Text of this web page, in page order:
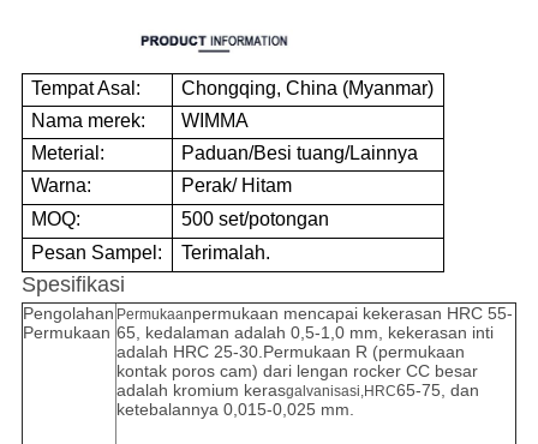
Tempat Asal:
Chongqing, China (Myanmar)
Nama merek:
WIMMA
Meterial:
Paduan/Besi tuang/Lainnya
Warna:
Perak/ Hitam
MOQ:
500 set/potongan
Pesan Sampel:
Terimalah.
Spesifikasi
Pengolahan
Permukaan
Permukaanpermukaan mencapai kekerasan HRC 55-
65, kedalaman adalah 0,5-1,0 mm, kekerasan inti
adalah HRC 25-30.Permukaan R (permukaan
kontak poros cam) dari lengan rocker CC besar
adalah kromium kerasgalvanisasi,HRC65-75, dan
ketebalannya 0,015-0,025 mm.